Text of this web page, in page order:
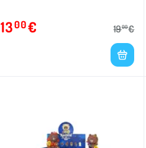
1300€ 1900€